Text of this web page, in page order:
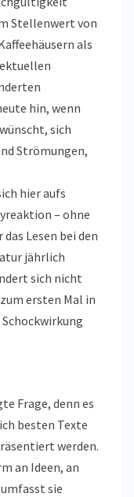
Stellenwert von
als
hin, wenn
sich
Strömungen,
hier aufs
– ohne
Lesen bei den
jährlich
sich nicht
ersten Mal in
Frage, denn es
besten Texte
werden.
an Ideen, an
sie